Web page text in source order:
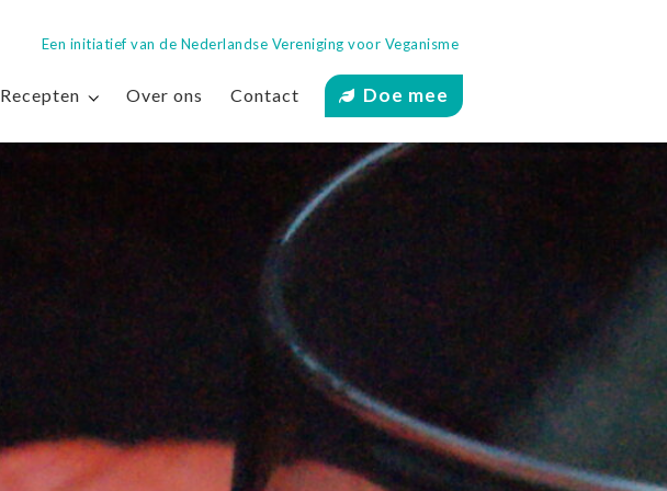
Een initiatief van de Nederlandse Vereniging voor Veganisme
Recepten Over ons Contact Doe mee